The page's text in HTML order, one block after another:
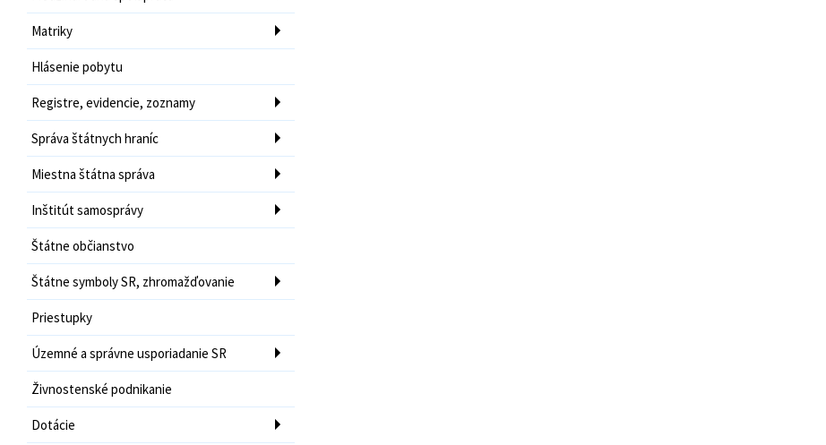
Matriky
Hlásenie pobytu
Registre, evidencie, zoznamy
Správa štátnych hraníc
Miestna štátna správa
Inštitút samosprávy
Štátne občianstvo
Štátne symboly SR, zhromažďovanie
Priestupky
Územné a správne usporiadanie SR
Živnostenské podnikanie
Dotácie